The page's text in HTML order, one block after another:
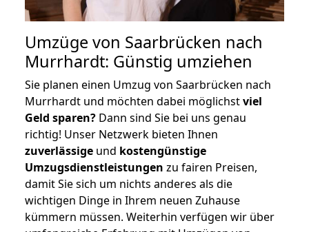
Umzüge von Saarbrücken nach
Murrhardt: Günstig umziehen
Sie planen einen Umzug von Saarbrücken nach
Murrhardt und möchten dabei möglichstviel
Geld sparen? Dann sind Sie bei uns genau
richtig! Unser Netzwerk bieten Ihnen
zuverlässige und kostengünstige
Umzugsdienstleistungen zu fairen Preisen,
damit Sie sich um nichts anderes als die
wichtigen Dinge in Ihrem neuen Zuhause
kümmern müssen. Weiterhin verfügen wir über